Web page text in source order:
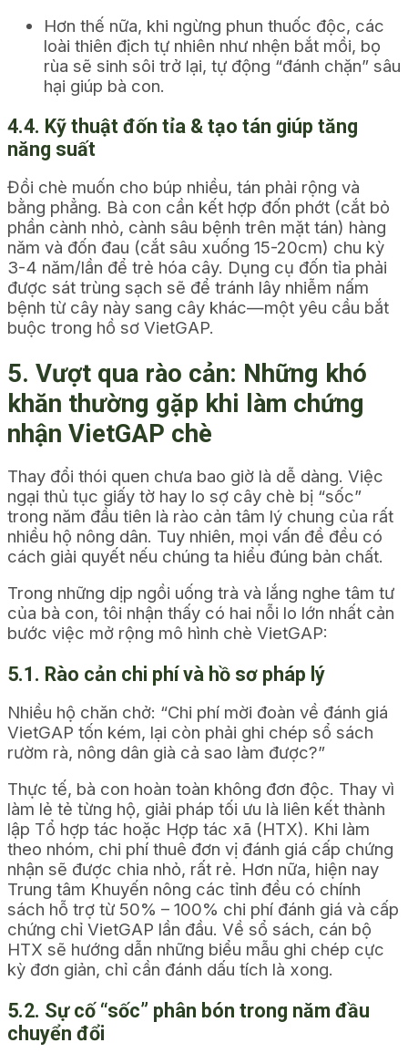
Hơn thế nữa, khi ngừng phun thuốc độc, các
loài thiên địch tự nhiên như nhện bắt mồi, bọ
rùa sẽ sinh sôi trở lại, tự động “đánh chặn” sâu
hại giúp bà con.
4.4. Kỹ thuật đốn tỉa & tạo tán giúp tăng
năng suất
Đồi chè muốn cho búp nhiều, tán phải rộng và
bằng phẳng. Bà con cần kết hợp đốn phớt (cắt bỏ
phần cành nhỏ, cành sâu bệnh trên mặt tán) hàng
năm và đốn đau (cắt sâu xuống 15-20cm) chu kỳ
3-4 năm/lần để trẻ hóa cây. Dụng cụ đốn tỉa phải
được sát trùng sạch sẽ để tránh lây nhiễm nấm
bệnh từ cây này sang cây khác—một yêu cầu bắt
buộc trong hồ sơ VietGAP.
5. Vượt qua rào cản: Những khó
khăn thường gặp khi làm chứng
nhận VietGAP chè
Thay đổi thói quen chưa bao giờ là dễ dàng. Việc
ngại thủ tục giấy tờ hay lo sợ cây chè bị “sốc”
trong năm đầu tiên là rào cản tâm lý chung của rất
nhiều hộ nông dân. Tuy nhiên, mọi vấn đề đều có
cách giải quyết nếu chúng ta hiểu đúng bản chất.
Trong những dịp ngồi uống trà và lắng nghe tâm tư
của bà con, tôi nhận thấy có hai nỗi lo lớn nhất cản
bước việc mở rộng mô hình chè VietGAP:
5.1. Rào cản chi phí và hồ sơ pháp lý
Nhiều hộ chăn chở: “Chi phí mời đoàn về đánh giá
VietGAP tốn kém, lại còn phải ghi chép sổ sách
rườm rà, nông dân già cả sao làm được?”
Thực tế, bà con hoàn toàn không đơn độc. Thay vì
làm lẻ tẻ từng hộ, giải pháp tối ưu là liên kết thành
lập Tổ hợp tác hoặc Hợp tác xã (HTX). Khi làm
theo nhóm, chi phí thuê đơn vị đánh giá cấp chứng
nhận sẽ được chia nhỏ, rất rẻ. Hơn nữa, hiện nay
Trung tâm Khuyến nông các tỉnh đều có chính
sách hỗ trợ từ 50% – 100% chi phí đánh giá và cấp
chứng chỉ VietGAP lần đầu. Về sổ sách, cán bộ
HTX sẽ hướng dẫn những biểu mẫu ghi chép cực
kỳ đơn giản, chỉ cần đánh dấu tích là xong.
5.2. Sự cố “sốc” phân bón trong năm đầu
chuyển đổi